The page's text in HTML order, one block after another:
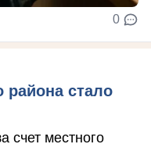
0
района стало
счет местного